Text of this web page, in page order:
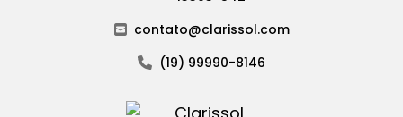
contato@clarissol.com
(19) 99990-8146